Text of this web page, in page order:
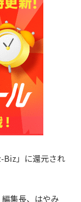
Biz」に還元され
集長、はやみ